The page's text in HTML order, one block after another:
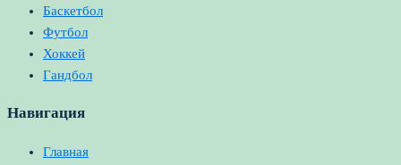
Баскетбол
Футбол
Хоккей
Гандбол
Навигация
Главная